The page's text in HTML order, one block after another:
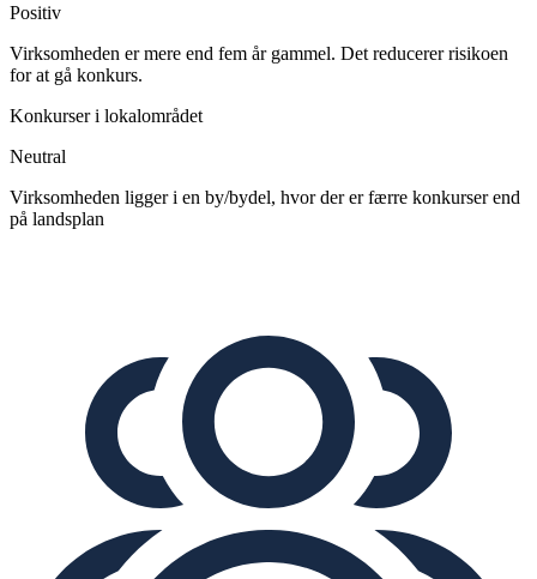
Positiv
Virksomheden er mere end fem år gammel. Det reducerer risikoen
for at gå konkurs.
Konkurser i lokalområdet
Neutral
Virksomheden ligger i en by/bydel, hvor der er færre konkurser end
på landsplan